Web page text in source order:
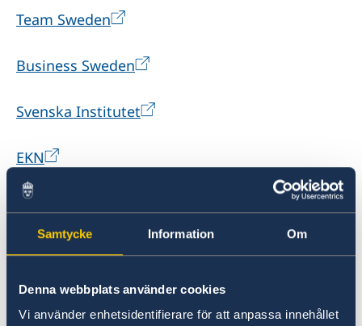
Samtycke Information Om
Denna webbplats använder cookies
Vi använder enhetsidentifierare för att anpassa innehållet
Team Sweden
Business Sweden
Svenska Institutet
EKN
Swedfund
NIR
Kommerskollegium